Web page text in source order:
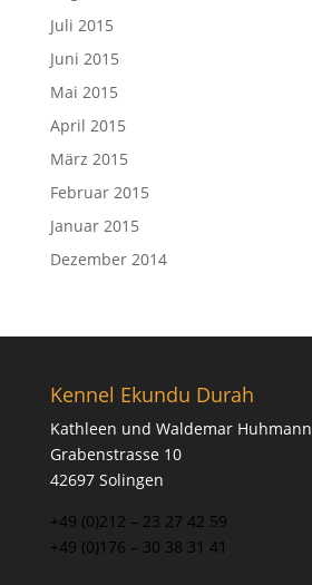
Juli 2015
Juni 2015
Mai 2015
April 2015
März 2015
Februar 2015
Januar 2015
Dezember 2014
Kennel Ekundu Durah
Kathleen und Waldemar Huhmann
Grabenstrasse 10
42697 Solingen
+49 (0)212 – 23 27 42 59
+49 (0)176 – 30 38 31 41